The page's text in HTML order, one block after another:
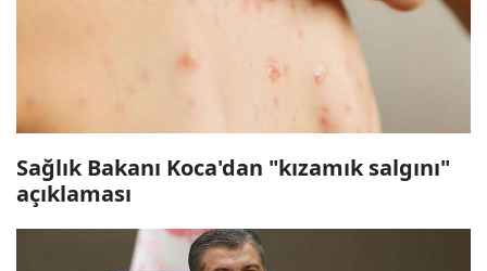
Sağlık Bakanı Koca'dan "kızamık salgını"
açıklaması